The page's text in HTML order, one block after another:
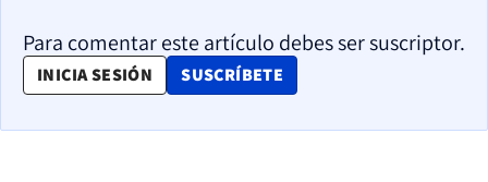
Para comentar este artículo debes ser suscriptor.
INICIA SESIÓN SUSCRÍBETE
OPENS IN NEW WINDOW